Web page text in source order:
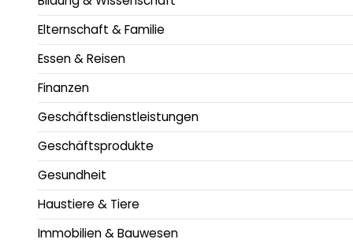
Elternschaft & Familie
Essen & Reisen
Finanzen
Geschäftsdienstleistungen
Geschäftsprodukte
Gesundheit
Haustiere & Tiere
Immobilien & Bauwesen